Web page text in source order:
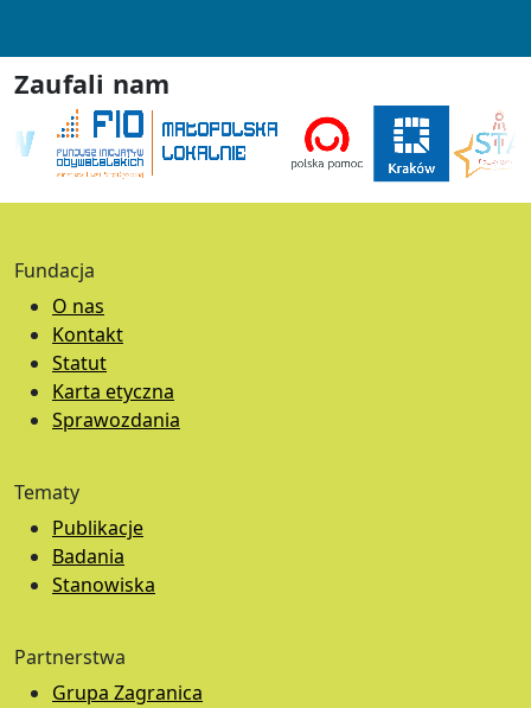
Zaufali nam
Fundacja
O nas
Kontakt
Statut
Karta etyczna
Sprawozdania
Tematy
Publikacje
Badania
Stanowiska
Partnerstwa
Grupa Zagranica